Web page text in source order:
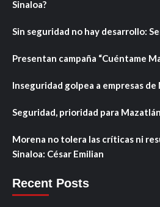
Sinaloa?
Sin seguridad no hay desarrollo:
Presentan campaña “Cuéntame
Inseguridad golpea a empresas
Seguridad, prioridad para
Morena no tolera las críticas ni
Sinaloa: César Emilian
Recent Posts